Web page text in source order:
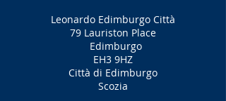
Leonardo Edimburgo Città
79 Lauriston Place
Edimburgo
EH3 9HZ
Città di Edimburgo
Scozia